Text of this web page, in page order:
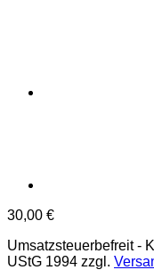
30,00 €
Umsatzsteuerbefreit -
UStG 1994 zzgl.